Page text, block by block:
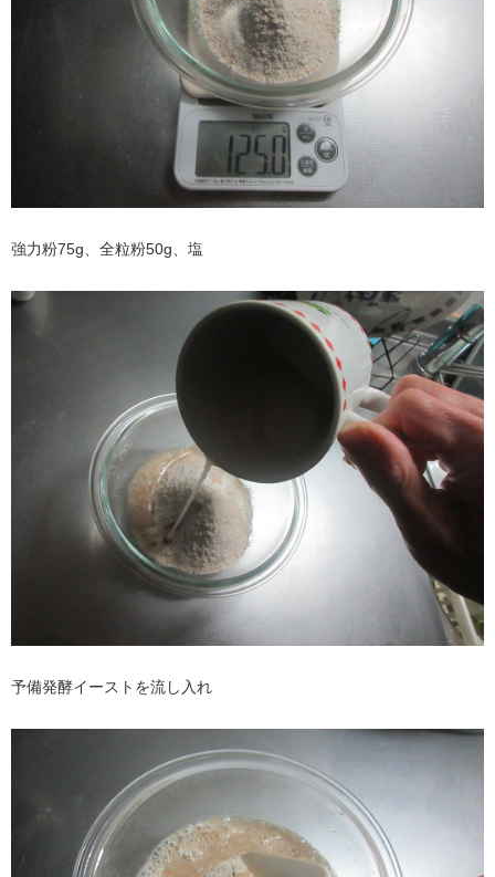
強力粉75g、全粒粉50g、塩
予備発酵イーストを流し入れ